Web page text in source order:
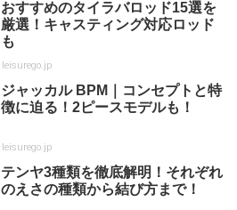
おすすめのタイラバロッド15選を
厳選！キャスティング対応ロッド
も
leisurego.jp
ジャッカル BPM｜コンセプトと特
徴に迫る！2ピースモデルも！
leisurego.jp
テンヤ3種類を徹底解明！それぞれ
のえさの種類から結び方まで！